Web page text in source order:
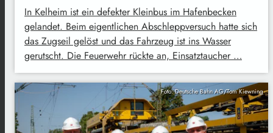
In Kelheim ist ein defekter Kleinbus im Hafenbecken
gelandet. Beim eigentlichen Abschleppversuch hatte sich
das Zugseil gelöst und das Fahrzeug ist ins Wasser
gerutscht. Die Feuerwehr rückte an, Einsatztaucher …
Foto: Deutsche Bahn AG/Tom Kiewning